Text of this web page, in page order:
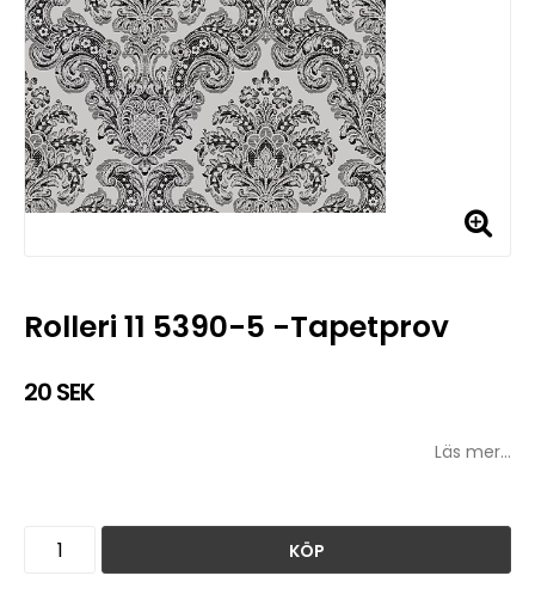
Rolleri 11 5390-5 -Tapetprov
20 SEK
Läs mer...
KÖP